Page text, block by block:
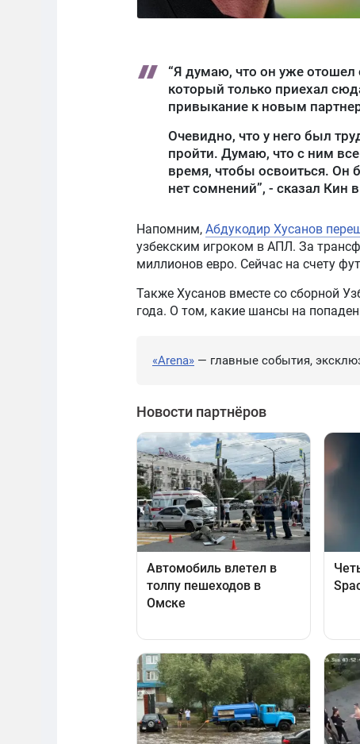
“Я думаю, что он уже отошел
который только приехал
привыкание к новым
Очевидно, что у него был
пройти. Думаю, что с ним
время, чтобы освоиться. Он
нет сомнений”, - сказал Кин
Напомним, Абдукодир Хусанов
узбекским игроком в АПЛ. За
миллионов евро. Сейчас на счету
Также Хусанов вместе со сборной
года. О том, какие шансы на
«Arena» — главные события,